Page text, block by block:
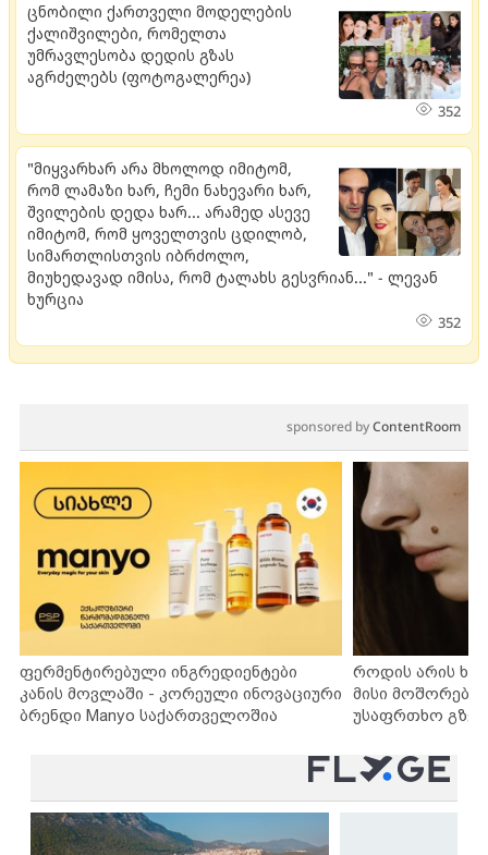
ცნობილი ქართველი მოდელების
ქალიშვილები, რომელთა
უმრავლესობა დედის გზას
აგრძელებს (ფოტოგალერეა)
352
"მიყვარხარ არა მხოლოდ იმიტომ,
რომ ლამაზი ხარ, ჩემი ნახევარი ხარ,
შვილების დედა ხარ... არამედ ასევე
იმიტომ, რომ ყოველთვის ცდილობ,
სიმართლისთვის იბრძოლო,
მიუხედავად იმისა, რომ ტალახს გესვრიან..." - ლევან
ხურცია
352
sponsored byContentRoom
ფერმენტირებული ინგრედიენტები
კანის მოვლაში - კორეული ინოვაციური
ბრენდი Manyo საქართველოშია
როდის არის
მისი
უსაფრთხო